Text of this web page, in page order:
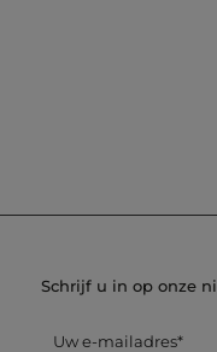
Schrijf u in op onze
Uw e-mailadres